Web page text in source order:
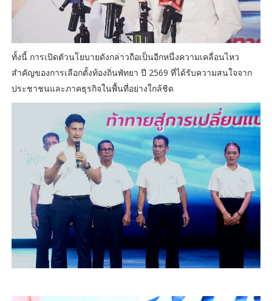
ทั้งนี้ การเปิดตัวนโยบายดังกล่าวถือเป็นอีกหนึ่งความเคลื่อนไหว
สำคัญของการเลือกตั้งท้องถิ่นพัทยา ปี 2569 ที่ได้รับความสนใจจาก
ประชาชนและภาคธุรกิจในพื้นที่อย่างใกล้ชิด